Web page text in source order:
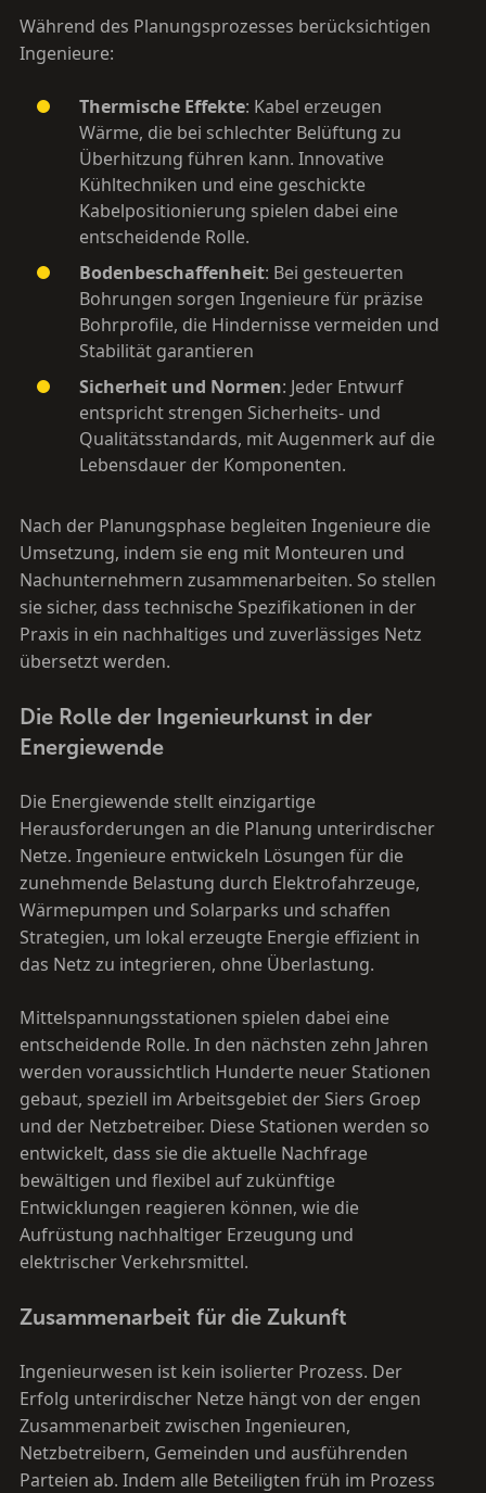
Während des Planungsprozesses berücksichtigen
Ingenieure:
Thermische Effekte: Kabel erzeugen
Wärme, die bei schlechter Belüftung zu
Überhitzung führen kann. Innovative
Kühltechniken und eine geschickte
Kabelpositionierung spielen dabei eine
entscheidende Rolle.
Bodenbeschaffenheit: Bei gesteuerten
Bohrungen sorgen Ingenieure für präzise
Bohrprofile, die Hindernisse vermeiden und
Stabilität garantieren
Sicherheit und Normen: Jeder Entwurf
entspricht strengen Sicherheits- und
Qualitätsstandards, mit Augenmerk auf die
Lebensdauer der Komponenten.
Nach der Planungsphase begleiten Ingenieure die
Umsetzung, indem sie eng mit Monteuren und
Nachunternehmern zusammenarbeiten. So stellen
sie sicher, dass technische Spezifikationen in der
Praxis in ein nachhaltiges und zuverlässiges Netz
übersetzt werden.
Die Rolle der Ingenieurkunst in der
Energiewende
Die Energiewende stellt einzigartige
Herausforderungen an die Planung unterirdischer
Netze. Ingenieure entwickeln Lösungen für die
zunehmende Belastung durch Elektrofahrzeuge,
Wärmepumpen und Solarparks und schaffen
Strategien, um lokal erzeugte Energie effizient in
das Netz zu integrieren, ohne Überlastung.
Mittelspannungsstationen spielen dabei eine
entscheidende Rolle. In den nächsten zehn Jahren
werden voraussichtlich Hunderte neuer Stationen
gebaut, speziell im Arbeitsgebiet der Siers Groep
und der Netzbetreiber. Diese Stationen werden so
entwickelt, dass sie die aktuelle Nachfrage
bewältigen und flexibel auf zukünftige
Entwicklungen reagieren können, wie die
Aufrüstung nachhaltiger Erzeugung und
elektrischer Verkehrsmittel.
Zusammenarbeit für die Zukunft
Ingenieurwesen ist kein isolierter Prozess. Der
Erfolg unterirdischer Netze hängt von der engen
Zusammenarbeit zwischen Ingenieuren,
Netzbetreibern, Gemeinden und ausführenden
Parteien ab. Indem alle Beteiligten früh im Prozess